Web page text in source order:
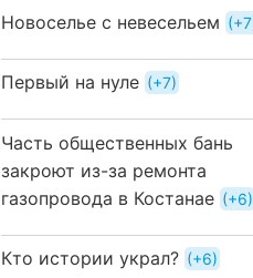
Новоселье с невесельем +7
Первый на нуле +7
Часть общественных бань
закроют из-за ремонта
газопровода в Костанае
+6
Кто истории украл? +6